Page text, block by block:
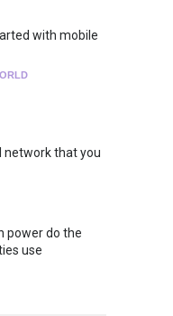
with mobile
network that you
power do the
use